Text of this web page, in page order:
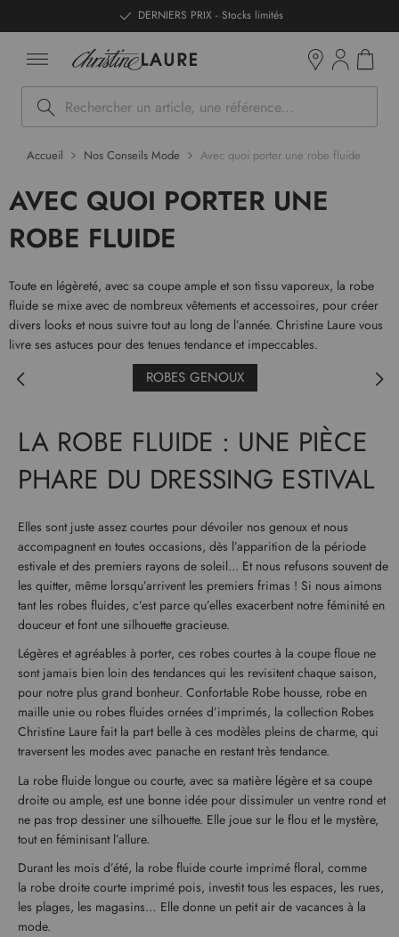
DERNIERS PRIX - Stocks limités
Rechercher
Accueil Nos Conseils Mode Avec quoi porter une robe fluide
AVEC QUOI PORTER UNE
ROBE FLUIDE
Toute en légèreté, avec sa coupe ample et son tissu vaporeux, la robe
fluide se mixe avec de nombreux vêtements et accessoires, pour créer
divers looks et nous suivre tout au long de l’année. Christine Laure vous
livre ses astuces pour des tenues tendance et impeccables.
ROBES GENOUX
LA ROBE FLUIDE : UNE PIÈCE
PHARE DU DRESSING ESTIVAL
Elles sont juste assez courtes pour dévoiler nos genoux et nous
accompagnent en toutes occasions, dès l’apparition de la période
estivale et des premiers rayons de soleil... Et nous refusons souvent de
les quitter, même lorsqu’arrivent les premiers frimas ! Si nous aimons
tant les robes fluides, c’est parce qu’elles exacerbent notre féminité en
douceur et font une silhouette gracieuse.
Légères et agréables à porter, ces robes courtes à la coupe floue ne
sont jamais bien loin des tendances qui les revisitent chaque saison,
pour notre plus grand bonheur. Confortable Robe housse, robe en
maille unie ou robes fluides ornées d’imprimés, la collection Robes
Christine Laure fait la part belle à ces modèles pleins de charme, qui
traversent les modes avec panache en restant très tendance.
La robe fluide longue ou courte, avec sa matière légère et sa coupe
droite ou ample, est une bonne idée pour dissimuler un ventre rond et
ne pas trop dessiner une silhouette. Elle joue sur le flou et le mystère,
tout en féminisant l’allure.
Durant les mois d’été, la robe fluide courte imprimé floral, comme
la robe droite courte imprimé pois, investit tous les espaces, les rues,
les plages, les magasins… Elle donne un petit air de vacances à la
mode.